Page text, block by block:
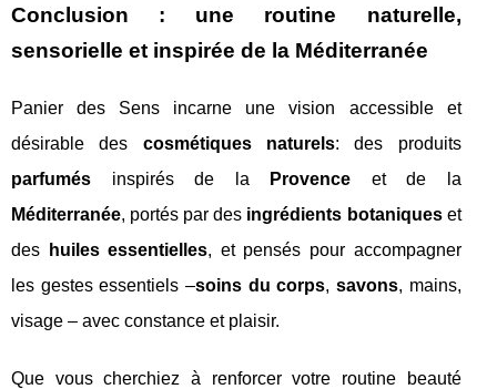
Conclusion : une routine naturelle,
sensorielle et inspirée de la Méditerranée
Panier des Sens incarne une vision accessible et
désirable des cosmétiques naturels: des produits
parfumés inspirés de la Provence et de la
Méditerranée, portés par des ingrédients botaniqueset
des
huiles essentielles, et pensés pour accompagner
les gestes essentiels –soins du corps, savons, mains,
visage – avec constance et plaisir.
Que vous cherchiez à renforcer votre routine beauté